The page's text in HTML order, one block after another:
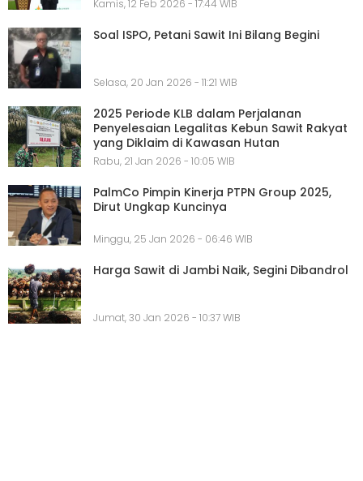
Kamis, 12 Feb 2026 - 17:44 WIB
Soal ISPO, Petani Sawit Ini Bilang Begini
Selasa, 20 Jan 2026 - 11:21 WIB
2025 Periode KLB dalam Perjalanan
Penyelesaian Legalitas Kebun Sawit Rakyat
yang Diklaim di Kawasan Hutan
Rabu, 21 Jan 2026 - 10:05 WIB
PalmCo Pimpin Kinerja PTPN Group 2025,
Dirut Ungkap Kuncinya
Minggu, 25 Jan 2026 - 06:46 WIB
Harga Sawit di Jambi Naik, Segini Dibandrol
Jumat, 30 Jan 2026 - 10:37 WIB